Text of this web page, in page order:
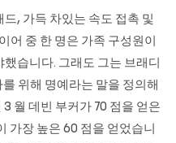
, 가득 차있는 속도 접촉 및
어 중 한 명은 가족 구성원이
습니다. 그래도 그는 브래디
위해 명예라는 말을 정의해
3 월 데빈 부커가 70 점을 얻은
가장 높은 60 점을 얻었습니